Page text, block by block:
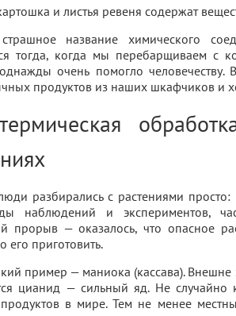
и листья ревеня содержат
название химического
тогда, когда мы перебарщиваем с
очень помогло человечеству.
продуктов из наших шкафчиков и
разбирались с растениями
наблюдений и экспериментов,
прорыв — оказалось, что опасное
его приготовить.
пример — маниока (кассава).
цианид — сильный яд. Не случайно
в мире. Тем не менее